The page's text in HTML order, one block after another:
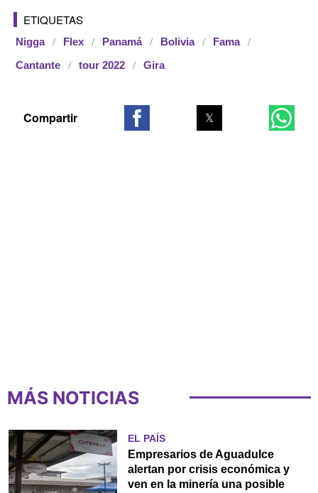
ETIQUETAS
Nigga Flex Panamá Bolivia Fama
Cantante tour 2022 Gira
MÁS NOTICIAS
EL PAÍS
Empresarios de Aguadulce
alertan por crisis económica y
ven en la minería una posible